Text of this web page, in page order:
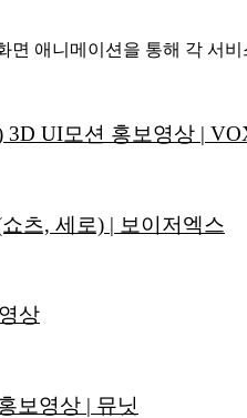
면 애니메이션을 통해 각 서
UI모션 홍보영상 |
츠, 세로) | 보이저엑스
상
보영상 | 뮤닛